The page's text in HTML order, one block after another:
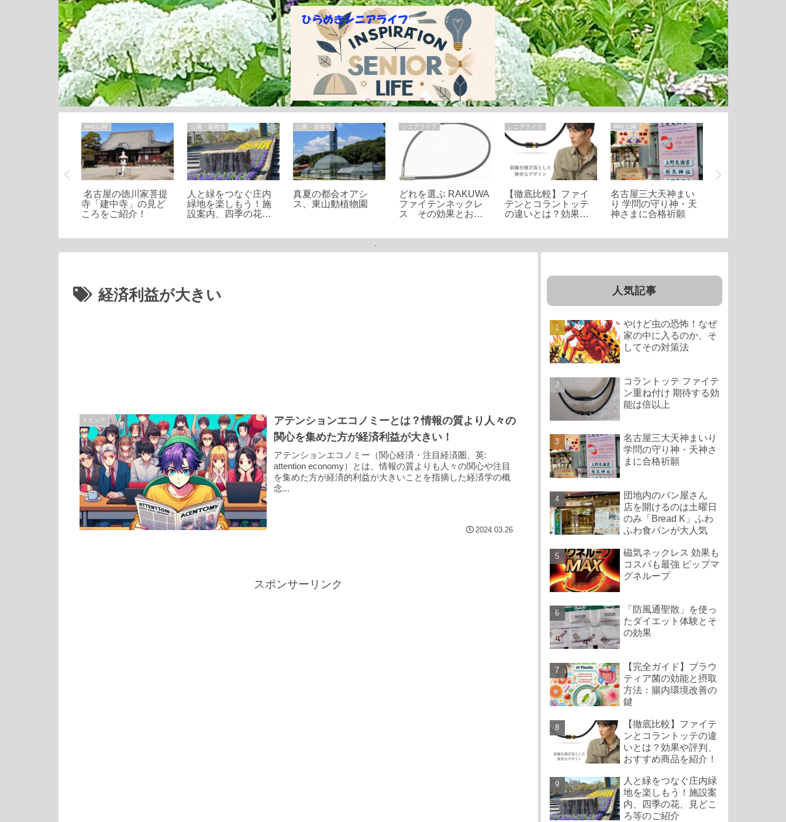
神社仏閣
名古屋の徳川家菩提
寺「建中寺」の見ど
ころをご紹介！
公園・遊園地
人と緑をつなぐ庄内
緑地を楽しもう！施
設案内、四季の花、
公園・遊園地
真夏の都会オアシ
ス、東山動植物園
シニアライフ
どれを選ぶ RAKUWA
ファイテンネックレ
ス その効果とおす
シニアライフ
【徹底比較】ファイ
テンとコラントッテ
の違いとは？効果や
神社仏閣
名古屋三大天神まい
り 学問の守り神・天
神さまに合格祈願
経済利益が大きい
トピック
アテンションエコノミーとは？情報の質より人々の
関心を集めた方が経済利益が大きい！
アテンションエコノミー（関心経済・注目経済圏、英:
attention economy）とは、情報の質よりも人々の関心や注目
を集めた方が経済的利益が大きいことを指摘した経済学の概
念...
2024.03.26
スポンサーリンク
人気記事
やけど虫の恐怖！なぜ
家の中に入るのか、そ
してその対策法
コラントッテ ファイテ
ン重ね付け 期待する効
能は倍以上
名古屋三大天神まいり
学問の守り神・天神さ
まに合格祈願
団地内のパン屋さん
店を開けるのは土曜日
のみ「Bread K」ふわ
ふわ食パンが大人気
磁気ネックレス 効果も
コスパも最強 ピップマ
グネループ
「防風通聖散」を使っ
たダイエット体験とそ
の効果
【完全ガイド】ブラウ
ティア菌の効能と摂取
方法：腸内環境改善の
鍵
【徹底比較】ファイテ
ンとコラントッテの違
いとは？効果や評判、
おすすめ商品を紹介！
人と緑をつなぐ庄内緑
地を楽しもう！施設案
内、四季の花、見どこ
ろ等のご紹介